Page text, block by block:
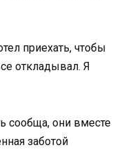
приехать, чтобы
откладывал. Я
сообща, они вместе
заботой